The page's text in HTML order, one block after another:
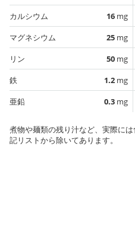
カルシウム
16 mg
マグネシウム
25 mg
リン
50 mg
鉄
1.2 mg
亜鉛
0.3 mg
煮物や麺類の残り汁など、実際に
記リストから除いてあります。